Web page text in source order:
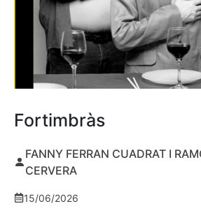
Fortimbràs
FANNY FERRAN CUADRAT I
CERVERA
15/06/2026